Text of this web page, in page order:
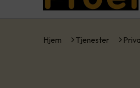
Hjem Tjenester